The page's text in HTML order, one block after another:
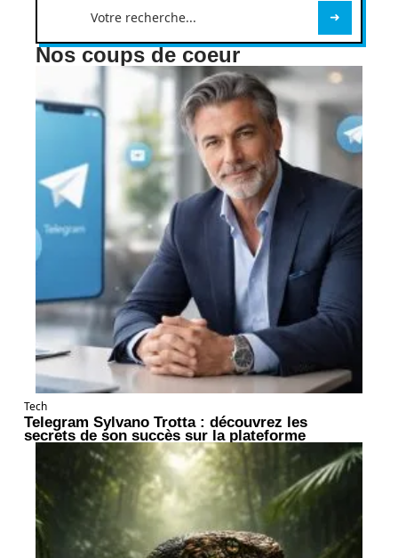
Nos coups de coeur
Tech
Telegram Sylvano Trotta : découvrez les
secrets de son succès sur la plateforme